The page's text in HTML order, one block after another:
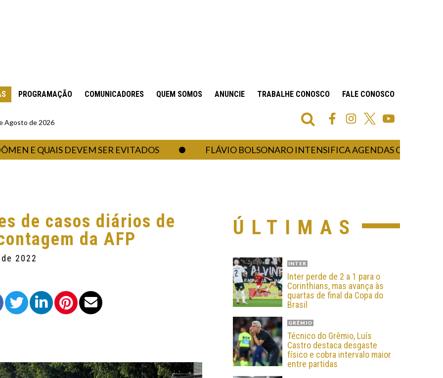
PROGRAMAÇÃO COMUNICADORES QUEM SOMOS ANUNCIE TRABALHE CONOSCO FALE CONOSCO
Agosto de 2026
QUAIS DEVEM SER EVITADOS FLÁVIO BOLSONARO INTENSIFICA AGENDAS COM
de casos diários de
da AFP
2022
ÚLTIMAS
INTER
Inter perde de 2 a 1 para o
Corinthians, mas avança às
quartas de final da Copa do
Brasil
GRÊMIO
Técnico do Grêmio, Luís
Castro destaca desgaste
físico e cobra intervalo maior
entre partidas